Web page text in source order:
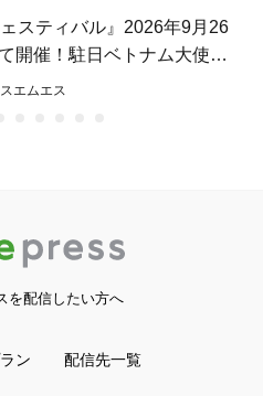
スティバル』2026年9月26
開催！駐日ベトナム大使館
した日本初のフェスティバ
エムエス
を配信したい方へ
ン 配信先一覧